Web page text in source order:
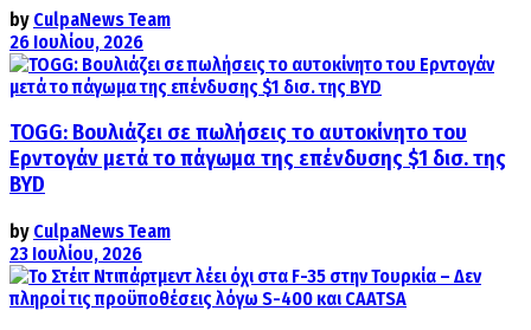
by CulpaNews Team
26 Ιουλίου, 2026
TOGG: Βουλιάζει σε πωλήσεις το αυτοκίνητο του
Ερντογάν μετά το πάγωμα της επένδυσης $1 δισ. της
BYD
by CulpaNews Team
23 Ιουλίου, 2026